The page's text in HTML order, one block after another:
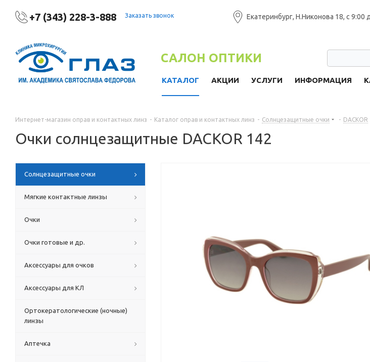
+7 (343) 228-3-888 Заказать звонок Екатеринбург, Н.Никонова 18, с
САЛОН ОПТИКИ
КАТАЛОГ АКЦИИ УСЛУГИ ИНФОРМАЦИЯ
Интернет-магазин оправ и контактных линз - Каталог оправ и контактных линз - Солнцезащитные очки - DACKOR
Очки солнцезащитные DACKOR 142
Солнцезащитные очки
Мягкие контактные линзы
Очки
Очки готовые и др.
Аксессуары для очков
Аксессуары для КЛ
Ортокератологические (ночные)
линзы
Аптечка